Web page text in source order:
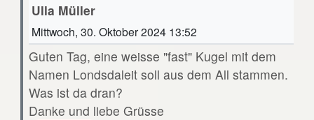
Ulla Müller
Mittwoch, 30. Oktober 2024 13:52
Guten Tag, eine weisse "fast" Kugel mit dem
Namen Londsdaleit soll aus dem All stammen.
Was ist da dran?
Danke und liebe Grüsse